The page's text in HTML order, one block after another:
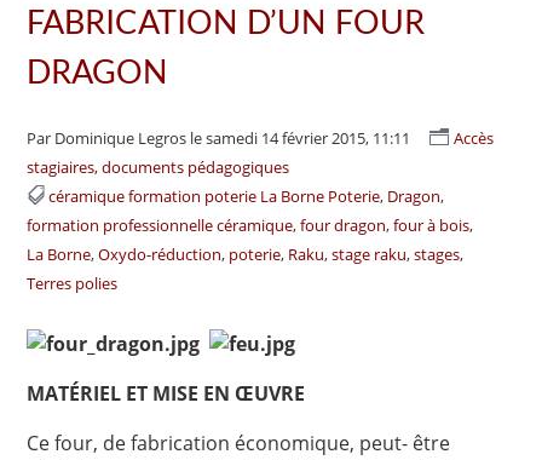
FABRICATION D’UN FOUR
DRAGON
Par Dominique Legros le samedi 14 février 2015, 11:11
Accès
stagiaires, documents pédagogiques
céramique formation poterie La Borne Poterie Dragon
formation professionnelle céramique four dragon four à bois
La Borne Oxydo-réduction poterie Raku stage raku stages
Terres polies
MATÉRIEL ET MISE EN ŒUVRE
Ce four, de fabrication économique, peut- être